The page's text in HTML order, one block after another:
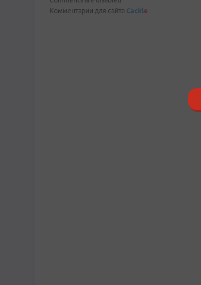
Комментарии для сайта Cackle